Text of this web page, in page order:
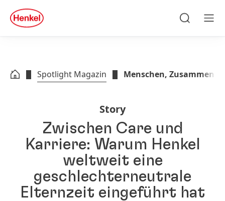
Zu Footer springen
quick
search
Spotlight Magazin Menschen,
Story
Zwischen Care und
Karriere: Warum Henkel
weltweit eine
geschlechterneutrale
Elternzeit eingeführt hat